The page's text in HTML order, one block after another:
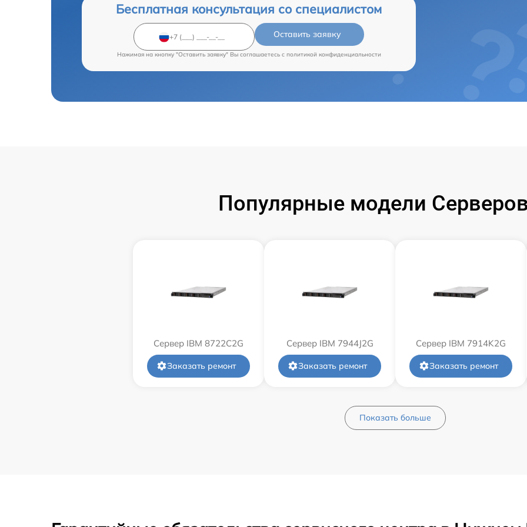
Бесплатная консультация со специалистом
Оставить заявку
Нажимая на кнопку "Оставить заявку" Вы соглашаетесь c политикой конфиденциальности
Популярные модели
Сервер IBM 8722C2G
Заказать ремонт
Сервер IBM 7944J2G
Заказать ремонт
Сервер IBM 7914K2G
Заказать ремонт
Показать больше